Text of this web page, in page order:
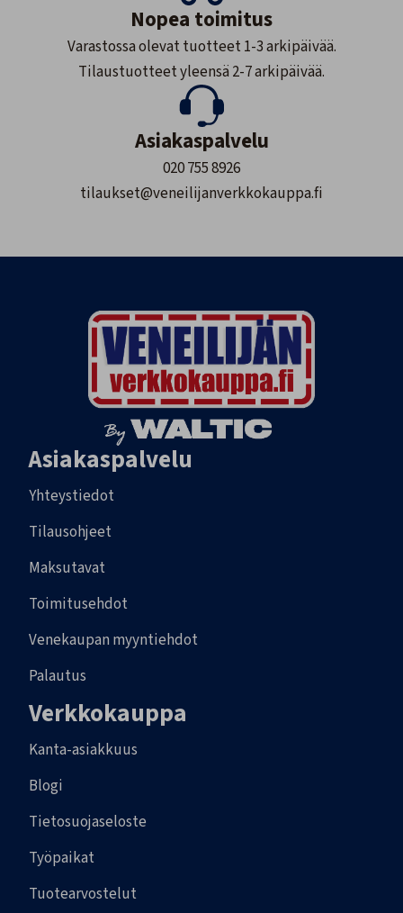
Nopea toimitus
Varastossa olevat tuotteet 1-3 arkipäivää.
Tilaustuotteet yleensä 2-7 arkipäivää.
Asiakaspalvelu
020 755 8926
tilaukset@veneilijanverkkokauppa.fi
Asiakaspalvelu
Yhteystiedot
Tilausohjeet
Maksutavat
Toimitusehdot
Venekaupan myyntiehdot
Palautus
Verkkokauppa
Kanta-asiakkuus
Blogi
Tietosuojaseloste
Työpaikat
Tuotearvostelut